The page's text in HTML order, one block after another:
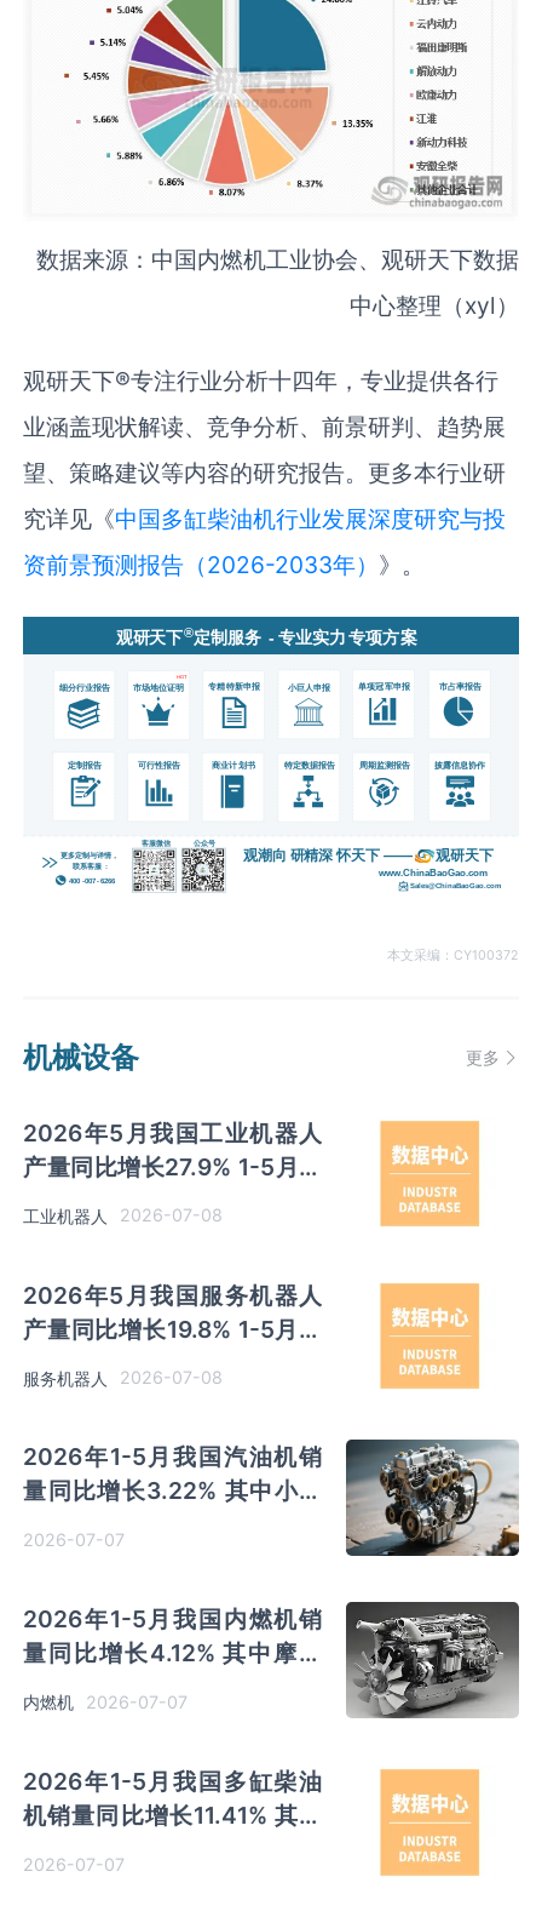
数据来源：中国内燃机工业协会、观研天下数据
中心整理（xyl）
观研天下®专注行业分析十四年，专业提供各行
业涵盖现状解读、竞争分析、前景研判、趋势展
望、策略建议等内容的研究报告。更多本行业研
究详见《中国多缸柴油机行业发展深度研究与投
资前景预测报告（2026-2033年） 》。
本文采编：CY100372
机械设备 更多
2026年5月我国工业机器人
产量同比增长27.9% 1-5月累
计产量同比增长28.1%
工业机器人 2026-07-08
2026年5月我国服务机器人
产量同比增长19.8% 1-5月累
服务机器人 2026-07-08
2026年1-5月我国汽油机销
量同比增长3.22% 其中小汽
2026-07-07
2026年1-5月我国内燃机销
量同比增长4.12% 其中摩托
车用累计销售占比41.6%
内燃机 2026-07-07
2026年1-5月我国多缸柴油
机销量同比增长11.41% 其中
2026-07-07